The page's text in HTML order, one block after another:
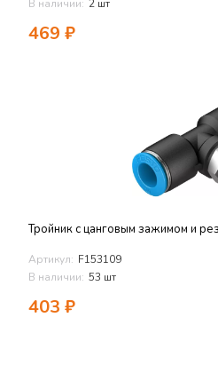
В наличии: 2 шт
469 ₽
Тройник с цанговым зажимом и
Артикул: F153109
В наличии: 53 шт
403 ₽